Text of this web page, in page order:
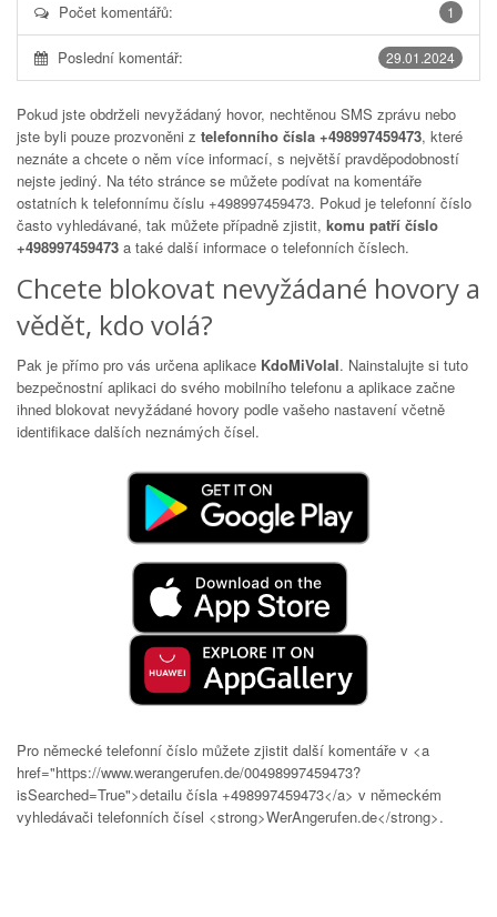
1
Počet komentářů:
29.01.2024
Poslední komentář:
Pokud jste obdrželi nevyžádaný hovor, nechtěnou SMS zprávu nebo
jste byli pouze prozvoněni z telefonního čísla +498997459473, které
neznáte a chcete o něm více informací, s největší pravděpodobností
nejste jediný. Na této stránce se můžete podívat na komentáře
ostatních k telefonnímu číslu +498997459473. Pokud je telefonní číslo
často vyhledávané, tak můžete případně zjistit, komu patří číslo
+498997459473 a také další informace o telefonních číslech.
Chcete blokovat nevyžádané hovory a
vědět, kdo volá?
Pak je přímo pro vás určena aplikace KdoMiVolal. Nainstalujte si tuto
bezpečnostní aplikaci do svého mobilního telefonu a aplikace začne
ihned blokovat nevyžádané hovory podle vašeho nastavení včetně
identifikace dalších neznámých čísel.
Pro německé telefonní číslo můžete zjistit další komentáře v <a
href="https://www.werangerufen.de/00498997459473?
isSearched=True">detailu čísla +498997459473</a> v německém
vyhledávači telefonních čísel <strong>WerAngerufen.de</strong>.